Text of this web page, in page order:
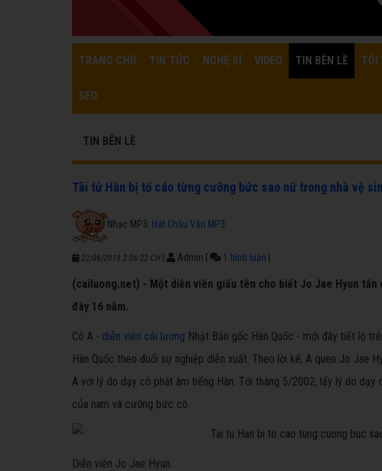
TRANG CHỦ TIN TỨC NGHỆ SĨ VIDEO TIN BÊN LỀ TÔI
SEO
TIN BÊN LỀ
Tài tử Hàn bị tố cáo từng cưỡng bức sao nữ trong nhà vệ
Nhạc MP3: Hát Chầu Văn MP3
22/06/2018 2:06:22 CH Admin 1 bình luận
(cailuong.net) - Một diễn viên giấu tên cho biết Jo Jae Hyun tấn
đây 16 năm.
Cô A - diễn viên cải lương Nhật Bản gốc Hàn Quốc - mới đây tiết lộ
Hàn Quốc theo đuổi sự nghiệp diễn xuất. Theo lời kể, A quen Jo Jae
A với lý do dạy cô phát âm tiếng Hàn. Tới tháng 5/2002, lấy lý do
của nam và cưỡng bức cô.
Diễn viên Jo Jae Hyun.